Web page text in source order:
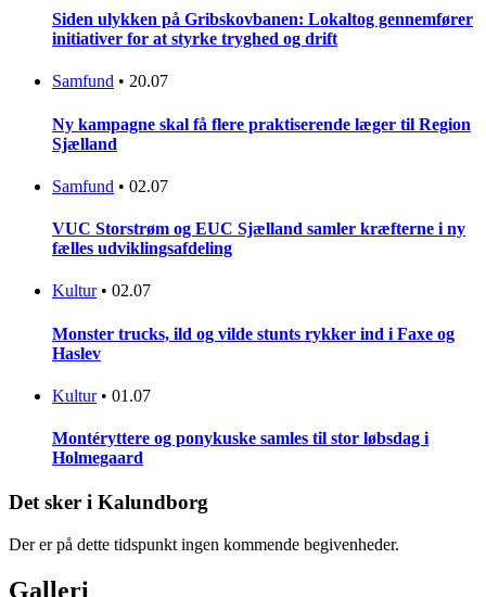
Siden ulykken på Gribskovbanen: Lokaltog gennemfører
initiativer for at styrke tryghed og drift
Samfund • 20.07
Ny kampagne skal få flere praktiserende læger til Region
Sjælland
Samfund • 02.07
VUC Storstrøm og EUC Sjælland samler kræfterne i ny
fælles udviklingsafdeling
Kultur • 02.07
Monster trucks, ild og vilde stunts rykker ind i Faxe og
Haslev
Kultur • 01.07
Montéryttere og ponykuske samles til stor løbsdag i
Holmegaard
Det sker i Kalundborg
Der er på dette tidspunkt ingen kommende begivenheder.
Galleri